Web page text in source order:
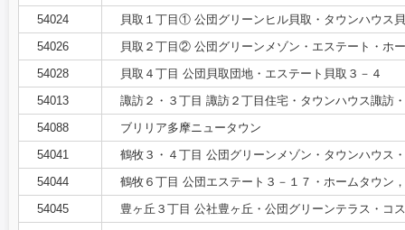
54024
貝取１丁目① 公団グリーンヒル貝取・タウンハウス
54026
貝取２丁目② 公団グリーンメゾン・エステート・ホ
54028
貝取４丁目 公団貝取団地・エステート貝取３－４
54013
諏訪２・３丁目 諏訪２丁目住宅・タウンハウス諏訪
54088
ブリリア多摩ニュータウン
54041
鶴牧３・４丁目 公団グリーンメゾン・タウンハウス
54044
鶴牧６丁目 公団エステート３－１７・ホームタウン
54045
豊ヶ丘３丁目 公社豊ヶ丘・公団グリーンテラス・コ